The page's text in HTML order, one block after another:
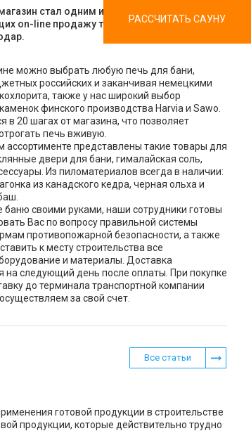
РАССЧИТАТЬ САУНУ
стал одним из первых,
on-line продажу товаров для саун и бань в
можно выбрать любую печь для бани,
российских и заканчивая немецкими
также у нас широкий выбор
финского производства Harvia и Sawo.
в 20 шагах от магазина, что позволяет
печь вживую.
ассортименте представлены такие товары для
двери для бани, гималайская соль,
Из пиломатериалов всегда в наличии:
из канадского кедра, черная ольха и
баню своими руками, наши сотрудники готовы
Вас по вопросу правильной системы
противопожарной безопасности, а также
к месту строительства все
и материалы. Доставка
на следующий день после оплаты. При покупке
до терминала транспортной компании
за свой счет.
Все статьи
готовой продукции в строительстве
продукции, которые действительно трудно